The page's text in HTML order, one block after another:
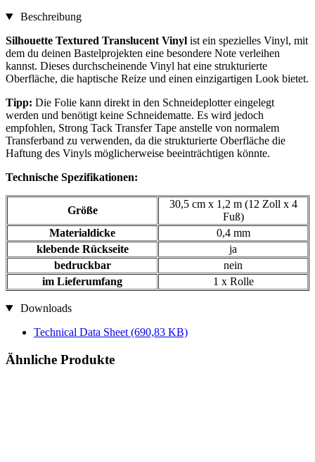
Beschreibung
Silhouette Textured Translucent Vinyl ist ein spezielles Vinyl, mit
dem du deinen Bastelprojekten eine besondere Note verleihen
kannst. Dieses durchscheinende Vinyl hat eine strukturierte
Oberfläche, die haptische Reize und einen einzigartigen Look bietet.
Tipp: Die Folie kann direkt in den Schneideplotter eingelegt
werden und benötigt keine Schneidematte. Es wird jedoch
empfohlen, Strong Tack Transfer Tape anstelle von normalem
Transferband zu verwenden, da die strukturierte Oberfläche die
Haftung des Vinyls möglicherweise beeinträchtigen könnte.
Technische Spezifikationen:
Größe
30,5 cm x 1,2 m (12 Zoll x 4
Fuß)
Materialdicke
0,4 mm
klebende Rückseite
ja
bedruckbar
nein
im Lieferumfang
1 x Rolle
Downloads
Technical Data Sheet (690,83 KB)
Ähnliche Produkte